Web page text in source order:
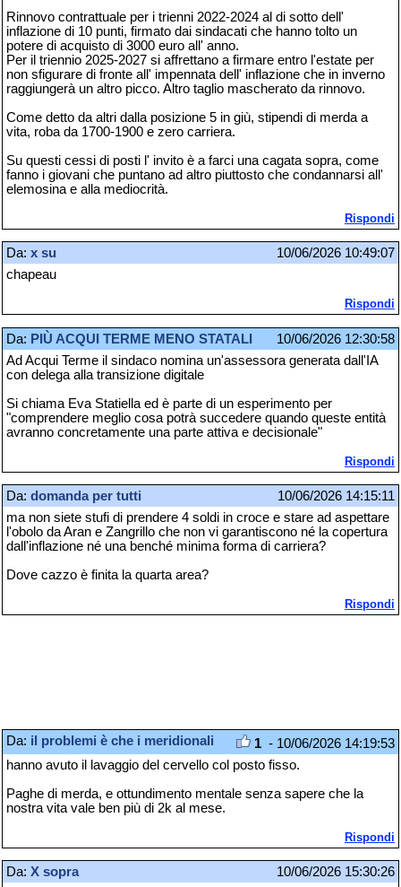
Rinnovo contrattuale per i trienni 2022-2024 al di sotto dell'
inflazione di 10 punti, firmato dai sindacati che hanno tolto un
potere di acquisto di 3000 euro all' anno.
Per il triennio 2025-2027 si affrettano a firmare entro l'estate per
non sfigurare di fronte all' impennata dell' inflazione che in inverno
raggiungerà un altro picco. Altro taglio mascherato da rinnovo.
Come detto da altri dalla posizione 5 in giù, stipendi di merda a
vita, roba da 1700-1900 e zero carriera.
Su questi cessi di posti l' invito è a farci una cagata sopra, come
fanno i giovani che puntano ad altro piuttosto che condannarsi all'
elemosina e alla mediocrità.
Rispondi
Da: x su
10/06/2026 10:49:07
chapeau
Rispondi
Da: PIÙ ACQUI TERME MENO STATALI
10/06/2026 12:30:58
Ad Acqui Terme il sindaco nomina un'assessora generata dall'IA
con delega alla transizione digitale
Si chiama Eva Statiella ed è parte di un esperimento per
"comprendere meglio cosa potrà succedere quando queste entità
avranno concretamente una parte attiva e decisionale"
Rispondi
Da: domanda per tutti
10/06/2026 14:15:11
ma non siete stufi di prendere 4 soldi in croce e stare ad aspettare
l'obolo da Aran e Zangrillo che non vi garantiscono né la copertura
dall'inflazione né una benché minima forma di carriera?
Dove cazzo è finita la quarta area?
Rispondi
Da: il problemi è che i meridionali 1 - 10/06/2026 14:19:53
hanno avuto il lavaggio del cervello col posto fisso.
Paghe di merda, e ottundimento mentale senza sapere che la
nostra vita vale ben più di 2k al mese.
Rispondi
Da: X sopra
10/06/2026 15:30:26